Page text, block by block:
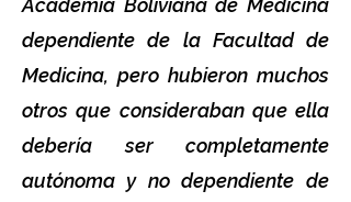
Academia Boliviana de Medicina
dependiente de la Facultad de
Medicina, pero hubieron muchos
otros que consideraban que ella
debería ser completamente
autónoma y no dependiente de